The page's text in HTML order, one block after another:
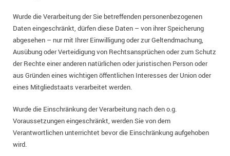
Wurde die Verarbeitung der Sie betreffenden personenbezogenen
Daten eingeschränkt, dürfen diese Daten – von ihrer Speicherung
abgesehen – nur mit Ihrer Einwilligung oder zur Geltendmachung,
Ausübung oder Verteidigung von Rechtsansprüchen oder zum Schutz
der Rechte einer anderen natürlichen oder juristischen Person oder
aus Gründen eines wichtigen öffentlichen Interesses der Union oder
eines Mitgliedstaats verarbeitet werden.
Wurde die Einschränkung der Verarbeitung nach den o.g.
Voraussetzungen eingeschränkt, werden Sie von dem
Verantwortlichen unterrichtet bevor die Einschränkung aufgehoben
wird.